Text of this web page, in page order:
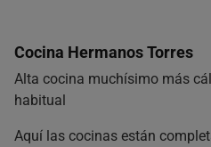
Cocina Hermanos Torres
Alta cocina muchísimo más
habitual
Aquí las cocinas están